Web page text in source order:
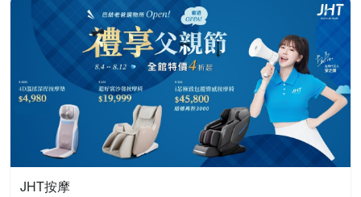
JHT按摩